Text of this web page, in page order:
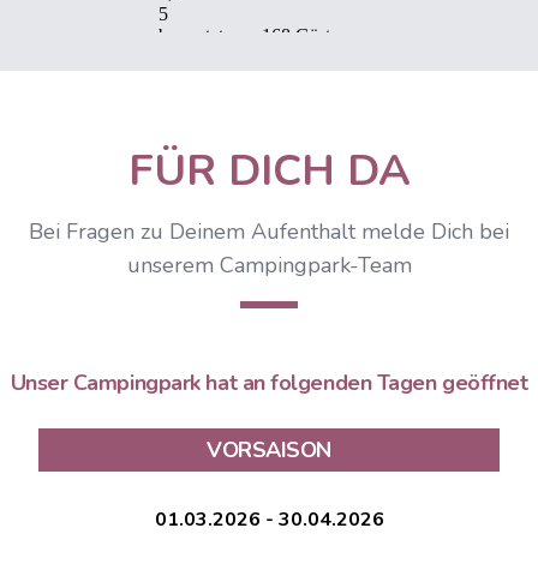
FÜR DICH DA
Bei Fragen zu Deinem Aufenthalt melde Dich bei
unserem Campingpark-Team
Unser Campingpark hat an folgenden Tagen geöffnet
VORSAISON
01.03.2026 - 30.04.2026